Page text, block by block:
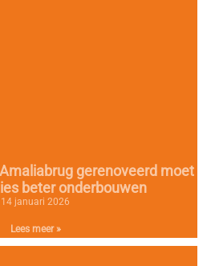
Amaliabrug gerenoveerd moet
beter onderbouwen
14 januari 2026
Lees meer »